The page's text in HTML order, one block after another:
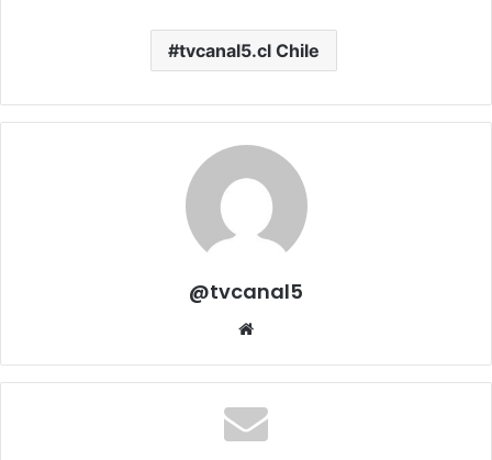
tvcanal5.cl Chile
@tvcanal5